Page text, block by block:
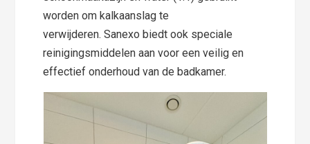
worden om kalkaanslag te
verwijderen. Sanexo biedt ook speciale
reinigingsmiddelen aan voor een veilig en
effectief onderhoud van de badkamer.